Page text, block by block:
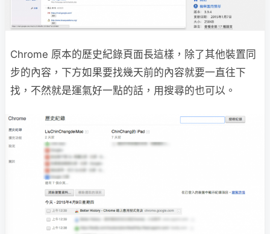
Chrome 原本的歷史紀錄頁面長這樣，除了其他裝置同
步的內容，下方如果要找幾天前的內容就要一直往下
找，不然就是運氣好一點的話，用搜尋的也可以。